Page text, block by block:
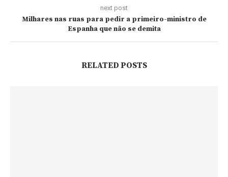
next post
Milhares nas ruas para pedir a primeiro-ministro de
Espanha que não se demita
RELATED POSTS